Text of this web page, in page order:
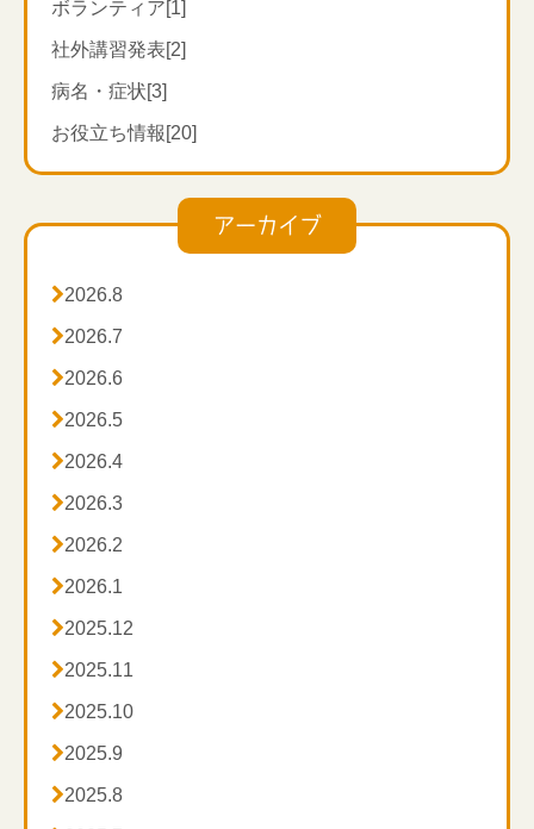
ボランティア[1]
社外講習発表[2]
病名・症状[3]
お役立ち情報[20]
アーカイブ
2026.8
2026.7
2026.6
2026.5
2026.4
2026.3
2026.2
2026.1
2025.12
2025.11
2025.10
2025.9
2025.8